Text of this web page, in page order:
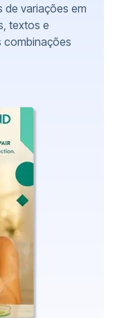
de variações em
textos e
combinações